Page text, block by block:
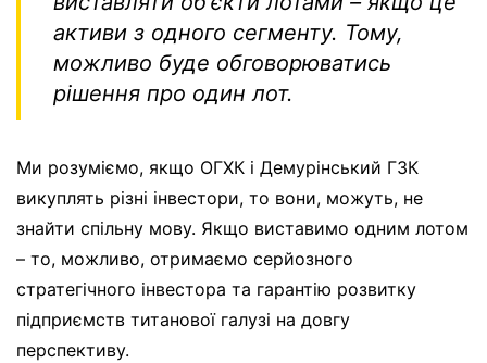
активи з одного сегменту. Тому,
можливо буде обговорюватись
рішення про один лот.
Ми розуміємо, якщо ОГХК і Демурінський ГЗК
викуплять різні інвестори, то вони, можуть, не
знайти спільну мову. Якщо виставимо одним лотом
– то, можливо, отримаємо серйозного
стратегічного інвестора та гарантію розвитку
підприємств титанової галузі на довгу
перспективу.